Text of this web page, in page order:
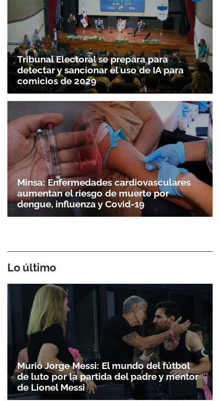
Tribunal Electoral se prepara para
detectar y sancionar el uso de IA para
comicios de 2029
Minsa: Enfermedades cardiovasculares
aumentan el riesgo de muerte por
dengue, influenza y Covid-19
Lo último
Murió Jorge Messi: El mundo del fútbol
de luto por la partida del padre y mentor
de Lionel Messi